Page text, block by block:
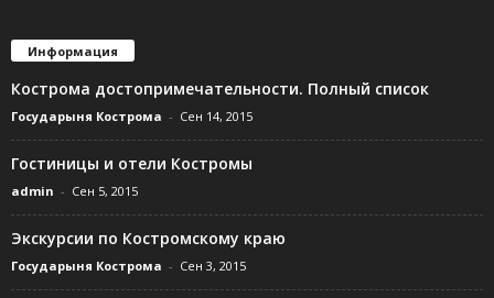
Информация
Кострома достопримечательности. Полный список
Государыня Кострома - Сен 14, 2015
Гостиницы и отели Костромы
admin - Сен 5, 2015
Экскурсии по Костромскому краю
Государыня Кострома - Сен 3, 2015